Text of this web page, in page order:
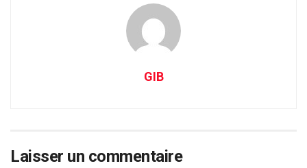
GIB
Laisser un commentaire